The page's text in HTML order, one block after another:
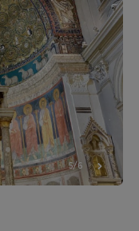
5/6